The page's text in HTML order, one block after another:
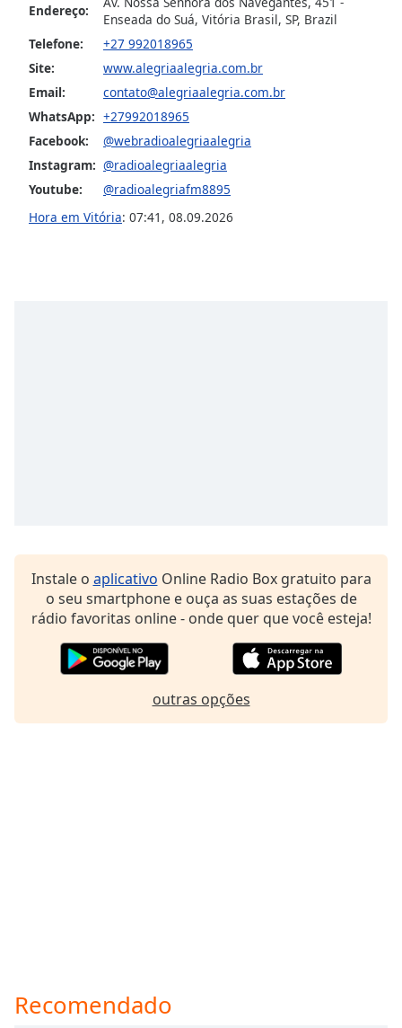
Family
Reset
Done
Close
Dialog
dialog
window.
Endereço:
Enseada do Suá, Vitória Brasil, SP, Brazil
Telefone:
+27 992018965
Site:
www.alegriaalegria.com.br
Email:
contato@alegriaalegria.com.br
WhatsApp: +27992018965
Facebook:
@webradioalegriaalegria
Instagram: @radioalegriaalegria
Youtube:
@radioalegriafm8895
Hora em Vitória: 07:41 , 08.09.2026
Instale o aplicativo Online Radio Box gratuito para
o seu smartphone e ouça as suas estações de
rádio favoritas online - onde quer que você esteja!
outras opções
Recomendado